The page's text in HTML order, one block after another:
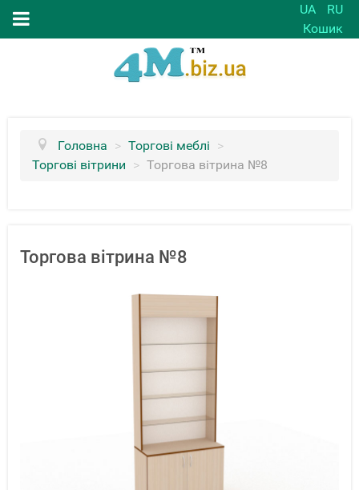
UA
RU
Кошик
Головна > Торгові меблі >
Торгові вітрини > Торгова вітрина №8
Торгова вітрина №8